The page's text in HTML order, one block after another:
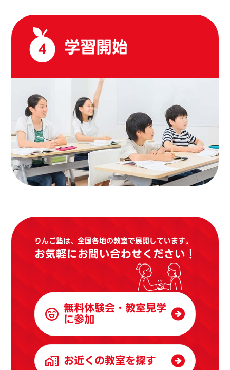
4 学習開始
りんご塾は、全国各地の教室で展開しています。
お気軽にお問い合わせください！
無料体験会・教室見学
に参加
お近くの教室を探す